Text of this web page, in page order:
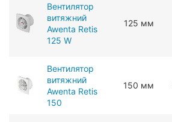
Вентилятор
витяжний
Awenta Retis
125 W
125 мм
Вентилятор
витяжний
Awenta Retis
150
150 мм